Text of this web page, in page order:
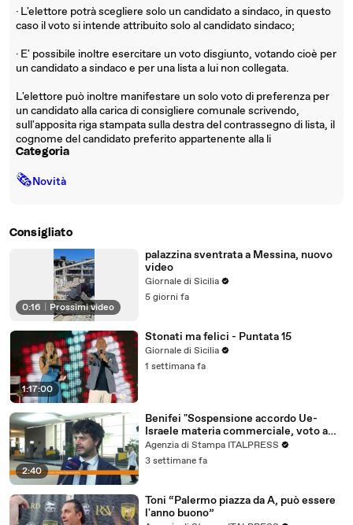
· L'elettore potrà scegliere solo un candidato a sindaco, in questo
caso il voto si intende attribuito solo al candidato sindaco;
· E' possibile inoltre esercitare un voto disgiunto, votando cioè per
un candidato a sindaco e per una lista a lui non collegata.
L'elettore può inoltre manifestare un solo voto di preferenza per
un candidato alla carica di consigliere comunale scrivendo,
sull'apposita riga stampata sulla destra del contrassegno di lista, il
cognome del candidato preferito appartenente alla li
Categoria
🗞Novità
Consigliato
0:16 Prossimi video
palazzina sventrata a Messina, nuovo
video
Giornale di Sicilia
5 giorni fa
1:17:00
Stonati ma felici - Puntata 15
Giornale di Sicilia
1 settimana fa
2:40
Benifei "Sospensione accordo Ue-
Israele materia commerciale, voto a
maggioranza"
Agenzia di Stampa ITALPRESS
3 settimane fa
Toni “Palermo piazza da A, può essere
l'anno buono”